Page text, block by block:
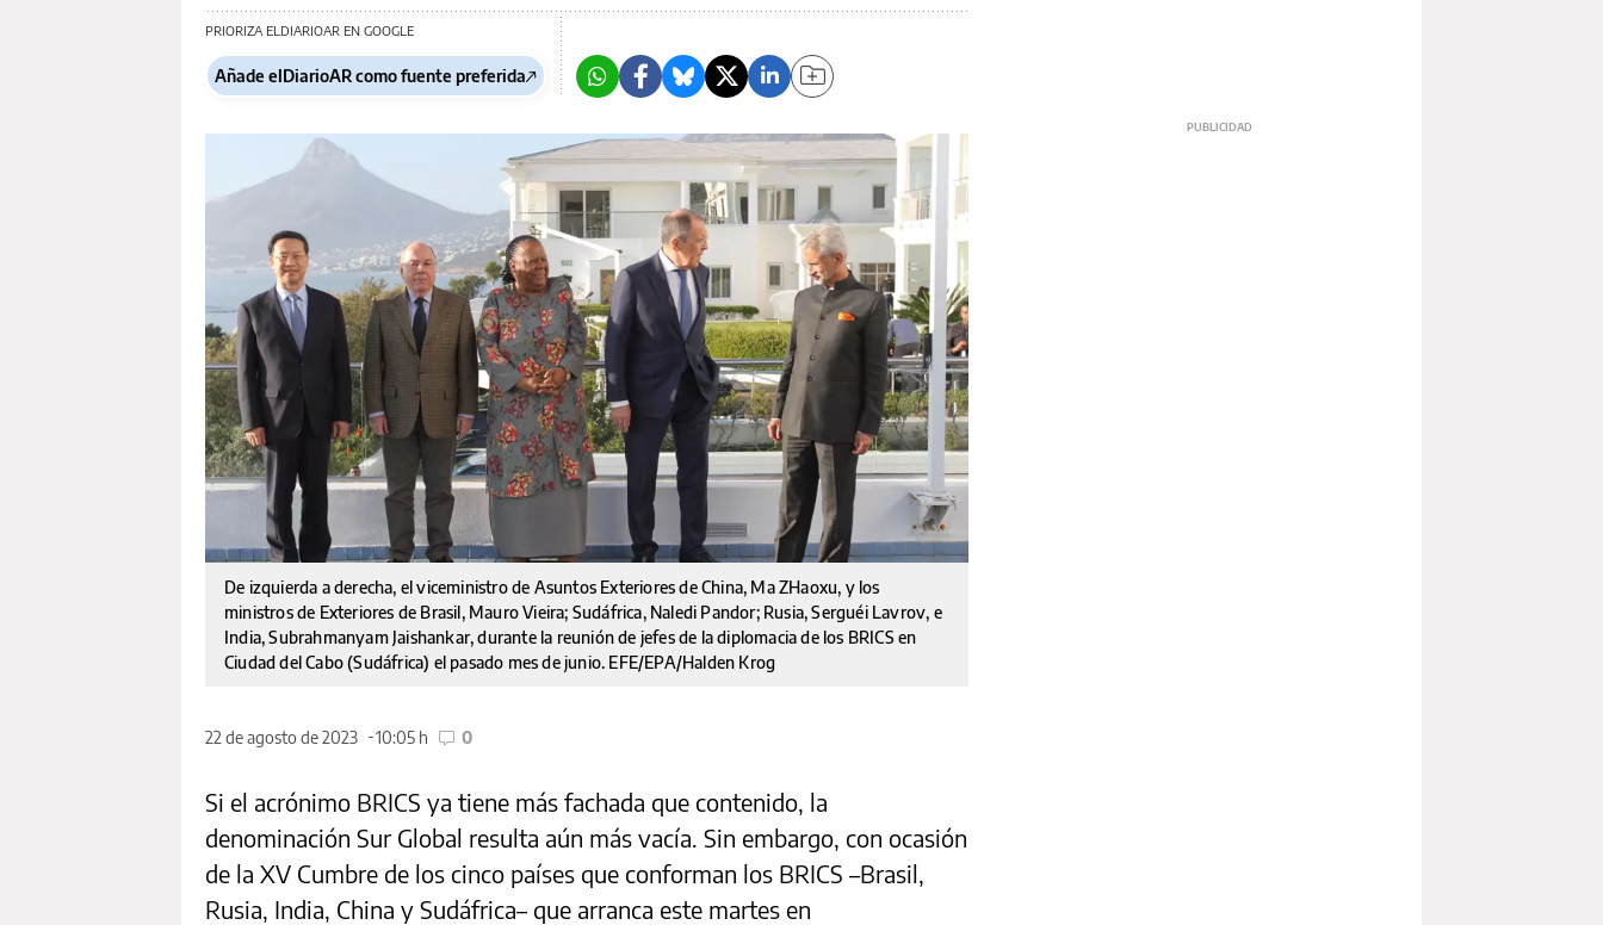
PRIORIZA ELDIARIOAR EN GOOGLE
Añade elDiarioAR como fuente preferida
De izquierda a derecha, el viceministro de Asuntos Exteriores de China, Ma ZHaoxu, y los
ministros de Exteriores de Brasil, Mauro Vieira; Sudáfrica, Naledi Pandor; Rusia, Serguéi Lavrov, e
India, Subrahmanyam Jaishankar, durante la reunión de jefes de la diplomacia de los BRICS en
Ciudad del Cabo (Sudáfrica) el pasado mes de junio. EFE/EPA/Halden Krog
22 de agosto de 2023 10:05 h 0
Si el acrónimo BRICS ya tiene más fachada que contenido, la
denominación Sur Global resulta aún más vacía. Sin embargo, con ocasión
de la XV Cumbre de los cinco países que conforman los BRICS –Brasil,
Rusia, India, China y Sudáfrica– que arranca este martes en